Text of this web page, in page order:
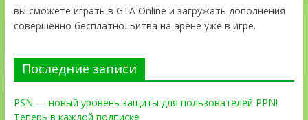
вы сможете играть в GTA Online и загружать дополнения
совершенно бесплатно. Битва на арене уже в игре.
Последние записи
PSN — новый уровень защиты для пользователей PPN!
Теперь в каждой подписке